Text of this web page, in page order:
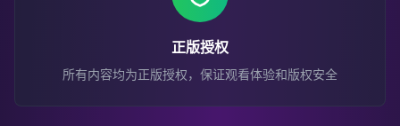
正版授权
所有内容均为正版授权，保证观看体验和版权安全